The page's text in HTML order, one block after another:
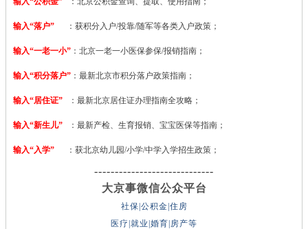
输入“落户” ：获积分入户/投靠/随军等各类入户政策；
输入“一老一小” ：北京一老一小医保参保/报销指南；
输入“积分落户” ：最新北京市积分落户政策指南；
输入“居住证” ：最新北京居住证办理指南全攻略；
输入“新生儿” ：最新产检、生育报销、宝宝医保等指南；
输入“入学” ：获北京幼儿园/小学/中学入学招生政策；
-----------------------------
大京事微信公众平台
社保|公积金|住房
医疗|就业|婚育|房产等